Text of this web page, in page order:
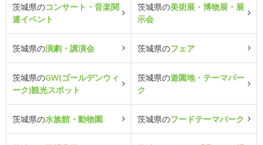
茨城県のコンサート・音楽関
連イベント
茨城県の美術展・博物展・展
示会
茨城県の演劇・講演会 茨城県のフェア
茨城県のGW(ゴールデンウィ
ーク)観光スポット
茨城県の遊園地・テーマパー
ク
茨城県の水族館・動物園 茨城県のフードテーマパーク